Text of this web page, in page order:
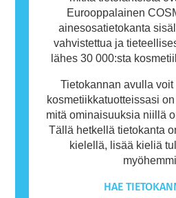
Eurooppalainen
ainesosatietokanta
vahvistettua ja
lähes 30 000:sta
Tietokannan avulla
kosmetiikkatuotteissasi
mitä ominaisuuksia niillä
Tällä hetkellä tietokanta
kielellä, lisää kieliä
HAE